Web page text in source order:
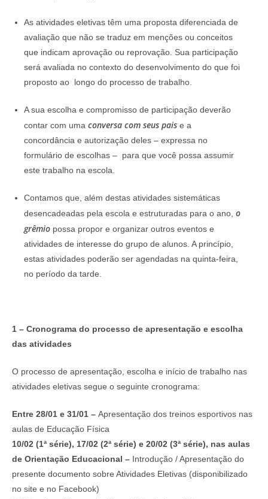
As atividades eletivas têm uma proposta diferenciada de
avaliação que não se traduz em menções ou conceitos
que indicam aprovação ou reprovação. Sua participação
será avaliada no contexto do desenvolvimento do que foi
proposto ao longo do processo de trabalho.
A sua escolha e compromisso de participação deverão
contar com uma conversa com seus pais e a
concordância e autorização deles – expressa no
formulário de escolhas – para que você possa assumir
este trabalho na escola.
Contamos que, além destas atividades sistemáticas
desencadeadas pela escola e estruturadas para o ano, o
grêmio possa propor e organizar outros eventos e
atividades de interesse do grupo de alunos. A princípio,
estas atividades poderão ser agendadas na quinta-feira,
no período da tarde.
1 – Cronograma do processo de apresentação e escolha
das atividades
O processo de apresentação, escolha e início de trabalho nas
atividades eletivas segue o seguinte cronograma:
Entre 28/01 e 31/01 – Apresentação dos treinos esportivos nas
aulas de Educação Física
10/02 (1ª série), 17/02 (2ª série) e 20/02 (3ª série), nas aulas
de Orientação Educacional – Introdução / Apresentação do
presente documento sobre Atividades Eletivas (disponibilizado
no site e no Facebook)